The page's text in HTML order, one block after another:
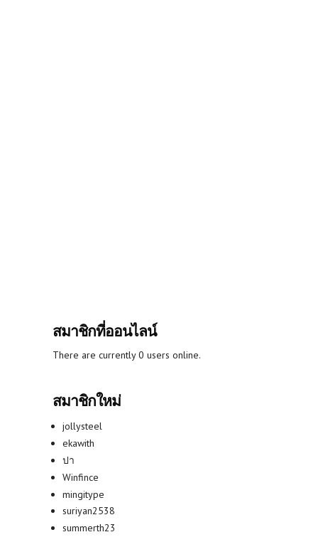
สมาชิกที่ออนไลน์
There are currently 0 users online.
สมาชิกใหม่
jollysteel
ekawith
ปา
Winfince
mingitype
suriyan2538
summerth23